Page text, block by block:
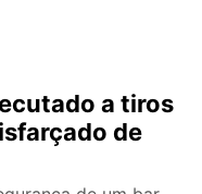
a tiros
de